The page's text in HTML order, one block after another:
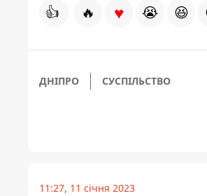
👍 🔥 ♥ 😭 😆
ДНІПРО СУСПІЛЬСТВО
11:27, 11 січня 2023